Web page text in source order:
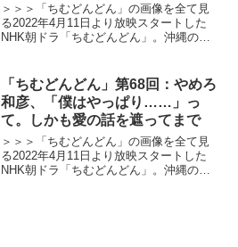
＞＞＞「ちむどんどん」の画像を全て見
る2022年4月11日より放映スタートした
NHK朝ドラ「ちむどんどん」。沖縄の本
夢をかける主人公と支え合う兄妹たちの
絆を描くストーリ...
「ちむどんどん」第68回：やめろ
和彦、「僕はやっぱり……」っ
て。しかも愛の話を遮ってまで
＞＞＞「ちむどんどん」の画像を全て見
る2022年4月11日より放映スタートした
NHK朝ドラ「ちむどんどん」。沖縄の本